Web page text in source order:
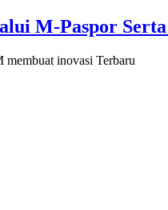
M-Paspor
inovasi Terbaru